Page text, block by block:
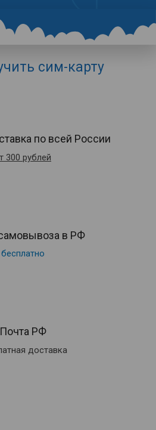
сим-карту
по всей России
300 рублей
в РФ
бесплатно
Почта РФ
доставка